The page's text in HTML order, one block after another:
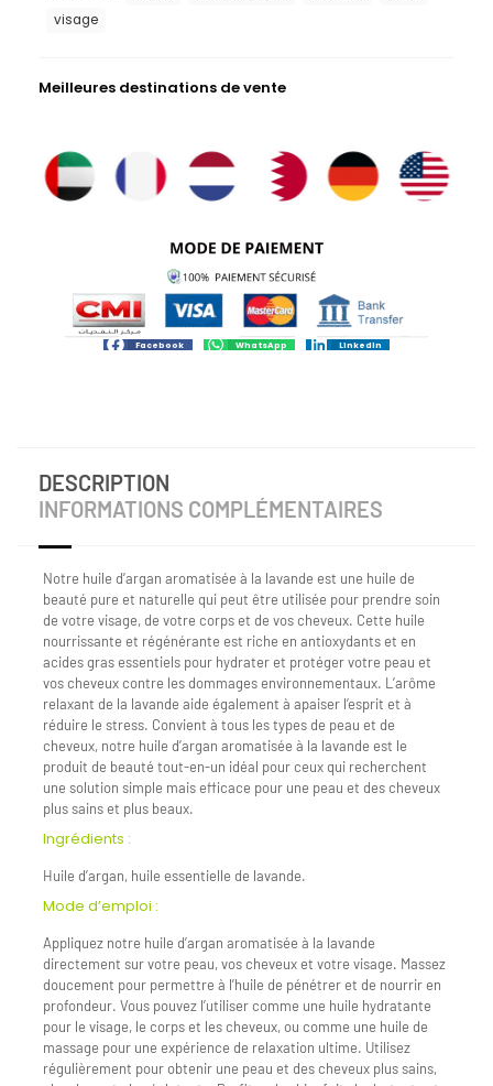
visage
Meilleures destinations de vente
Facebook WhatsApp LinkedIn
DESCRIPTION
INFORMATIONS COMPLÉMENTAIRES
Notre huile d’argan aromatisée à la lavande est une huile de
beauté pure et naturelle qui peut être utilisée pour prendre soin
de votre visage, de votre corps et de vos cheveux. Cette huile
nourrissante et régénérante est riche en antioxydants et en
acides gras essentiels pour hydrater et protéger votre peau et
vos cheveux contre les dommages environnementaux. L’arôme
relaxant de la lavande aide également à apaiser l’esprit et à
réduire le stress. Convient à tous les types de peau et de
cheveux, notre huile d’argan aromatisée à la lavande est le
produit de beauté tout-en-un idéal pour ceux qui recherchent
une solution simple mais efficace pour une peau et des cheveux
plus sains et plus beaux.
Ingrédients :
Huile d’argan, huile essentielle de lavande.
Mode d’emploi :
Appliquez notre huile d’argan aromatisée à la lavande
directement sur votre peau, vos cheveux et votre visage. Massez
doucement pour permettre à l’huile de pénétrer et de nourrir en
profondeur. Vous pouvez l’utiliser comme une huile hydratante
pour le visage, le corps et les cheveux, ou comme une huile de
massage pour une expérience de relaxation ultime. Utilisez
régulièrement pour obtenir une peau et des cheveux plus sains,